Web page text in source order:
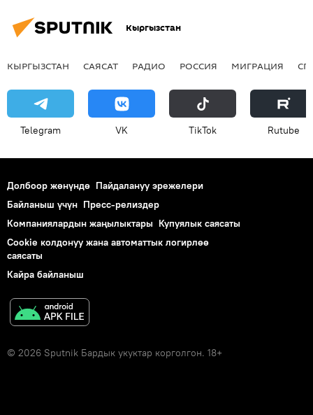
Кыргызстан
КЫРГЫЗСТАН САЯСАТ РАДИО РОССИЯ МИГРАЦИЯ
Telegram VK ТikТоk Rutube
Долбоор жөнүндө Пайдалануу эрежелери
Байланыш үчүн Пресс-релиздер
Компаниялардын жаңылыктары Купуялык саясаты
Cookie колдонуу жана автоматтык логирлөө
саясаты
Кайра байланыш
© 2026 Sputnik Бардык укуктар корголгон. 18+